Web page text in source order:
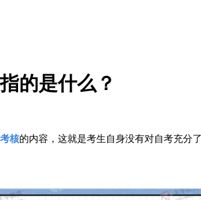
的是什么？
核的内容，这就是考生自身没有对自考充分